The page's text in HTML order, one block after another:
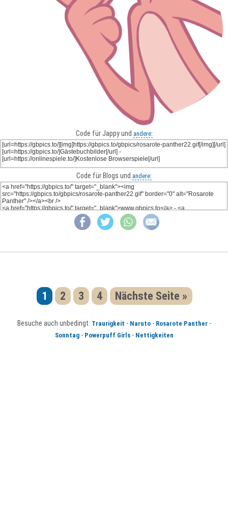
Code für Jappy und andere:
Code für Blogs und andere:
1 2 3 4 Nächste Seite »
Besuche auch unbedingt: Traurigkeit - Naruto- Rosarote Panther-
Sonntag- Powerpuff Girls- Nettigkeiten